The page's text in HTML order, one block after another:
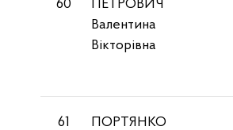
60
ПЕТРОВИЧ
Валентина
Вікторівна
61
ПОРТЯНКО